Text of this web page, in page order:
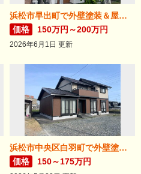
浜松市早出町で外壁塗装＆屋根カバー工法が完成！
価格
150万円～200万円
2026年6月1日 更新
浜松市中央区白羽町で外壁塗装完成。
価格
150～175万円